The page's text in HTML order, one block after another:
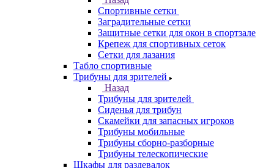
Спортивные сетки
Заградительные сетки
Защитные сетки для окон в спортзале
Крепеж для спортивных сеток
Сетки для лазания
Табло спортивные
Трибуны для зрителей
Назад
Трибуны для зрителей
Сиденья для трибун
Скамейки для запасных игроков
Трибуны мобильные
Трибуны сборно-разборные
Трибуны телескопические
Шкафы для раздевалок